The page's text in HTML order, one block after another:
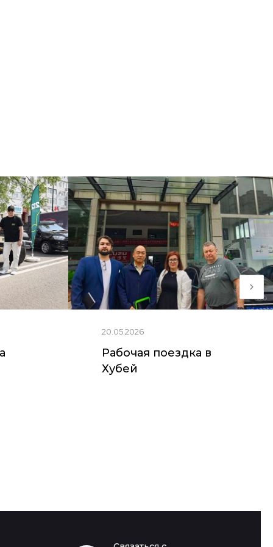
20.05.2026
Рабочая поездка в
Хубей
Пригородный)